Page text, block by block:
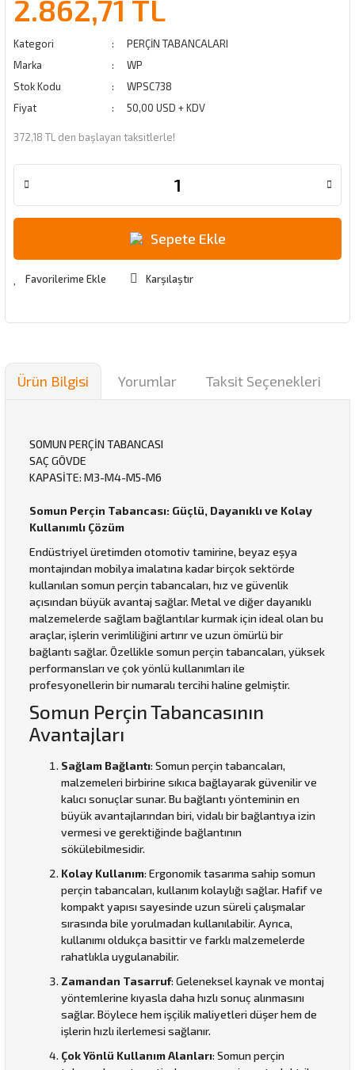
2.862,71 TL
Kategori
PERÇİN TABANCALARI
Marka
WP
Stok Kodu
WPSC738
Fiyat
50,00 USD + KDV
372,18 TL den başlayan taksitlerle!
Sepete Ekle
Karşılaştır
Ürün Bilgisi Yorumlar Taksit Seçenekleri
SOMUN PERÇİN TABANCASI
SAÇ GÖVDE
KAPASİTE: M3-M4-M5-M6
Somun Perçin Tabancası: Güçlü, Dayanıklı ve Kolay
Kullanımlı Çözüm
Endüstriyel üretimden otomotiv tamirine, beyaz eşya
montajından mobilya imalatına kadar birçok sektörde
kullanılan somun perçin tabancaları, hız ve güvenlik
açısından büyük avantaj sağlar. Metal ve diğer dayanıklı
malzemelerde sağlam bağlantılar kurmak için ideal olan bu
araçlar, işlerin verimliliğini artırır ve uzun ömürlü bir
bağlantı sağlar. Özellikle somun perçin tabancaları, yüksek
performansları ve çok yönlü kullanımları ile
profesyonellerin bir numaralı tercihi haline gelmiştir.
Somun Perçin Tabancasının
Avantajları
Sağlam Bağlantı: Somun perçin tabancaları,
malzemeleri birbirine sıkıca bağlayarak güvenilir ve
kalıcı sonuçlar sunar. Bu bağlantı yönteminin en
büyük avantajlarından biri, vidalı bir bağlantıya izin
vermesi ve gerektiğinde bağlantının
sökülebilmesidir.
Kolay Kullanım: Ergonomik tasarıma sahip somun
perçin tabancaları, kullanım kolaylığı sağlar. Hafif ve
kompakt yapısı sayesinde uzun süreli çalışmalar
sırasında bile yorulmadan kullanılabilir. Ayrıca,
kullanımı oldukça basittir ve farklı malzemelerde
rahatlıkla uygulanabilir.
Zamandan Tasarruf: Geleneksel kaynak ve montaj
yöntemlerine kıyasla daha hızlı sonuç alınmasını
sağlar. Böylece hem işçilik maliyetleri düşer hem de
işlerin hızlı ilerlemesi sağlanır.
Çok Yönlü Kullanım Alanları: Somun perçin